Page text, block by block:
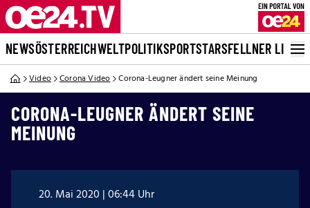
NEWSÖSTERREICHWELTPOLITIKSPORTSTARSFELLNER LIVE
Video Corona Video Corona-Leugner ändert seine Meinung
CORONA-LEUGNER ÄNDERT SEINE
MEINUNG
20. Mai 2020 | 06:44 Uhr